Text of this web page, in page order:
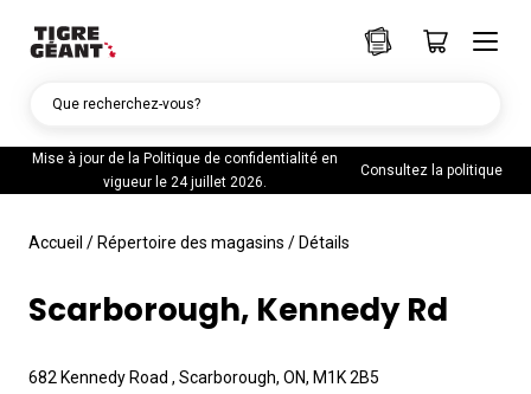
Mise à jour de la Politique de confidentialité en
vigueur le 24 juillet 2026.
Consultez la politique
Que recherchez-vous?
Accueil / Répertoire des magasins / Détails
Scarborough, Kennedy Rd
682 Kennedy Road , Scarborough, ON, M1K 2B5